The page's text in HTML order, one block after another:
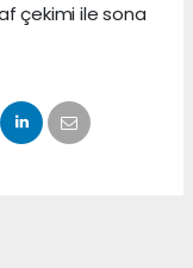
çekimi ile sona